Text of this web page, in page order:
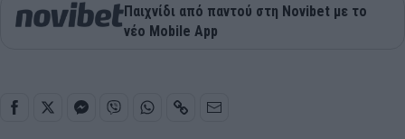
Παιχνίδι από παντού στη Novibet με το
νέο Mobile App